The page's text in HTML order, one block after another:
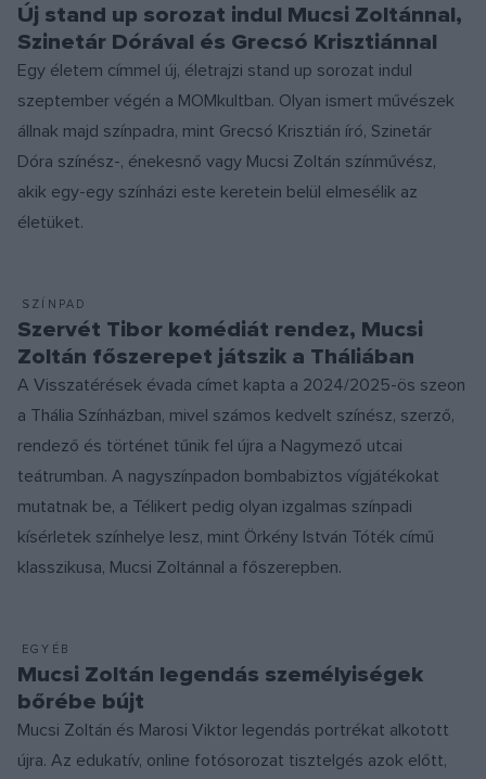
Új stand up sorozat indul Mucsi Zoltánnal,
Szinetár Dórával és Grecsó Krisztiánnal
Egy életem címmel új, életrajzi stand up sorozat indul
szeptember végén a MOMkultban. Olyan ismert művészek
állnak majd színpadra, mint Grecsó Krisztián író, Szinetár
Dóra színész-, énekesnő vagy Mucsi Zoltán színművész,
akik egy-egy színházi este keretein belül elmesélik az
életüket.
SZÍNPAD
Szervét Tibor komédiát rendez, Mucsi
Zoltán főszerepet játszik a Tháliában
A Visszatérések évada címet kapta a 2024/2025-ös szeon
a Thália Színházban, mivel számos kedvelt színész, szerző,
rendező és történet tűnik fel újra a Nagymező utcai
teátrumban. A nagyszínpadon bombabiztos vígjátékokat
mutatnak be, a Télikert pedig olyan izgalmas színpadi
kísérletek színhelye lesz, mint Örkény István Tóték című
klasszikusa, Mucsi Zoltánnal a főszerepben.
EGYÉB
Mucsi Zoltán legendás személyiségek
bőrébe bújt
Mucsi Zoltán és Marosi Viktor legendás portrékat alkotott
újra. Az edukatív, online fotósorozat tisztelgés azok előtt,